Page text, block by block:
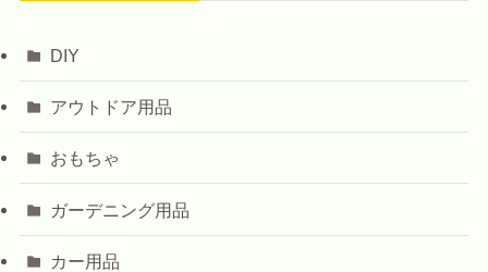
DIY
アウトドア用品
おもちゃ
ガーデニング用品
カー用品